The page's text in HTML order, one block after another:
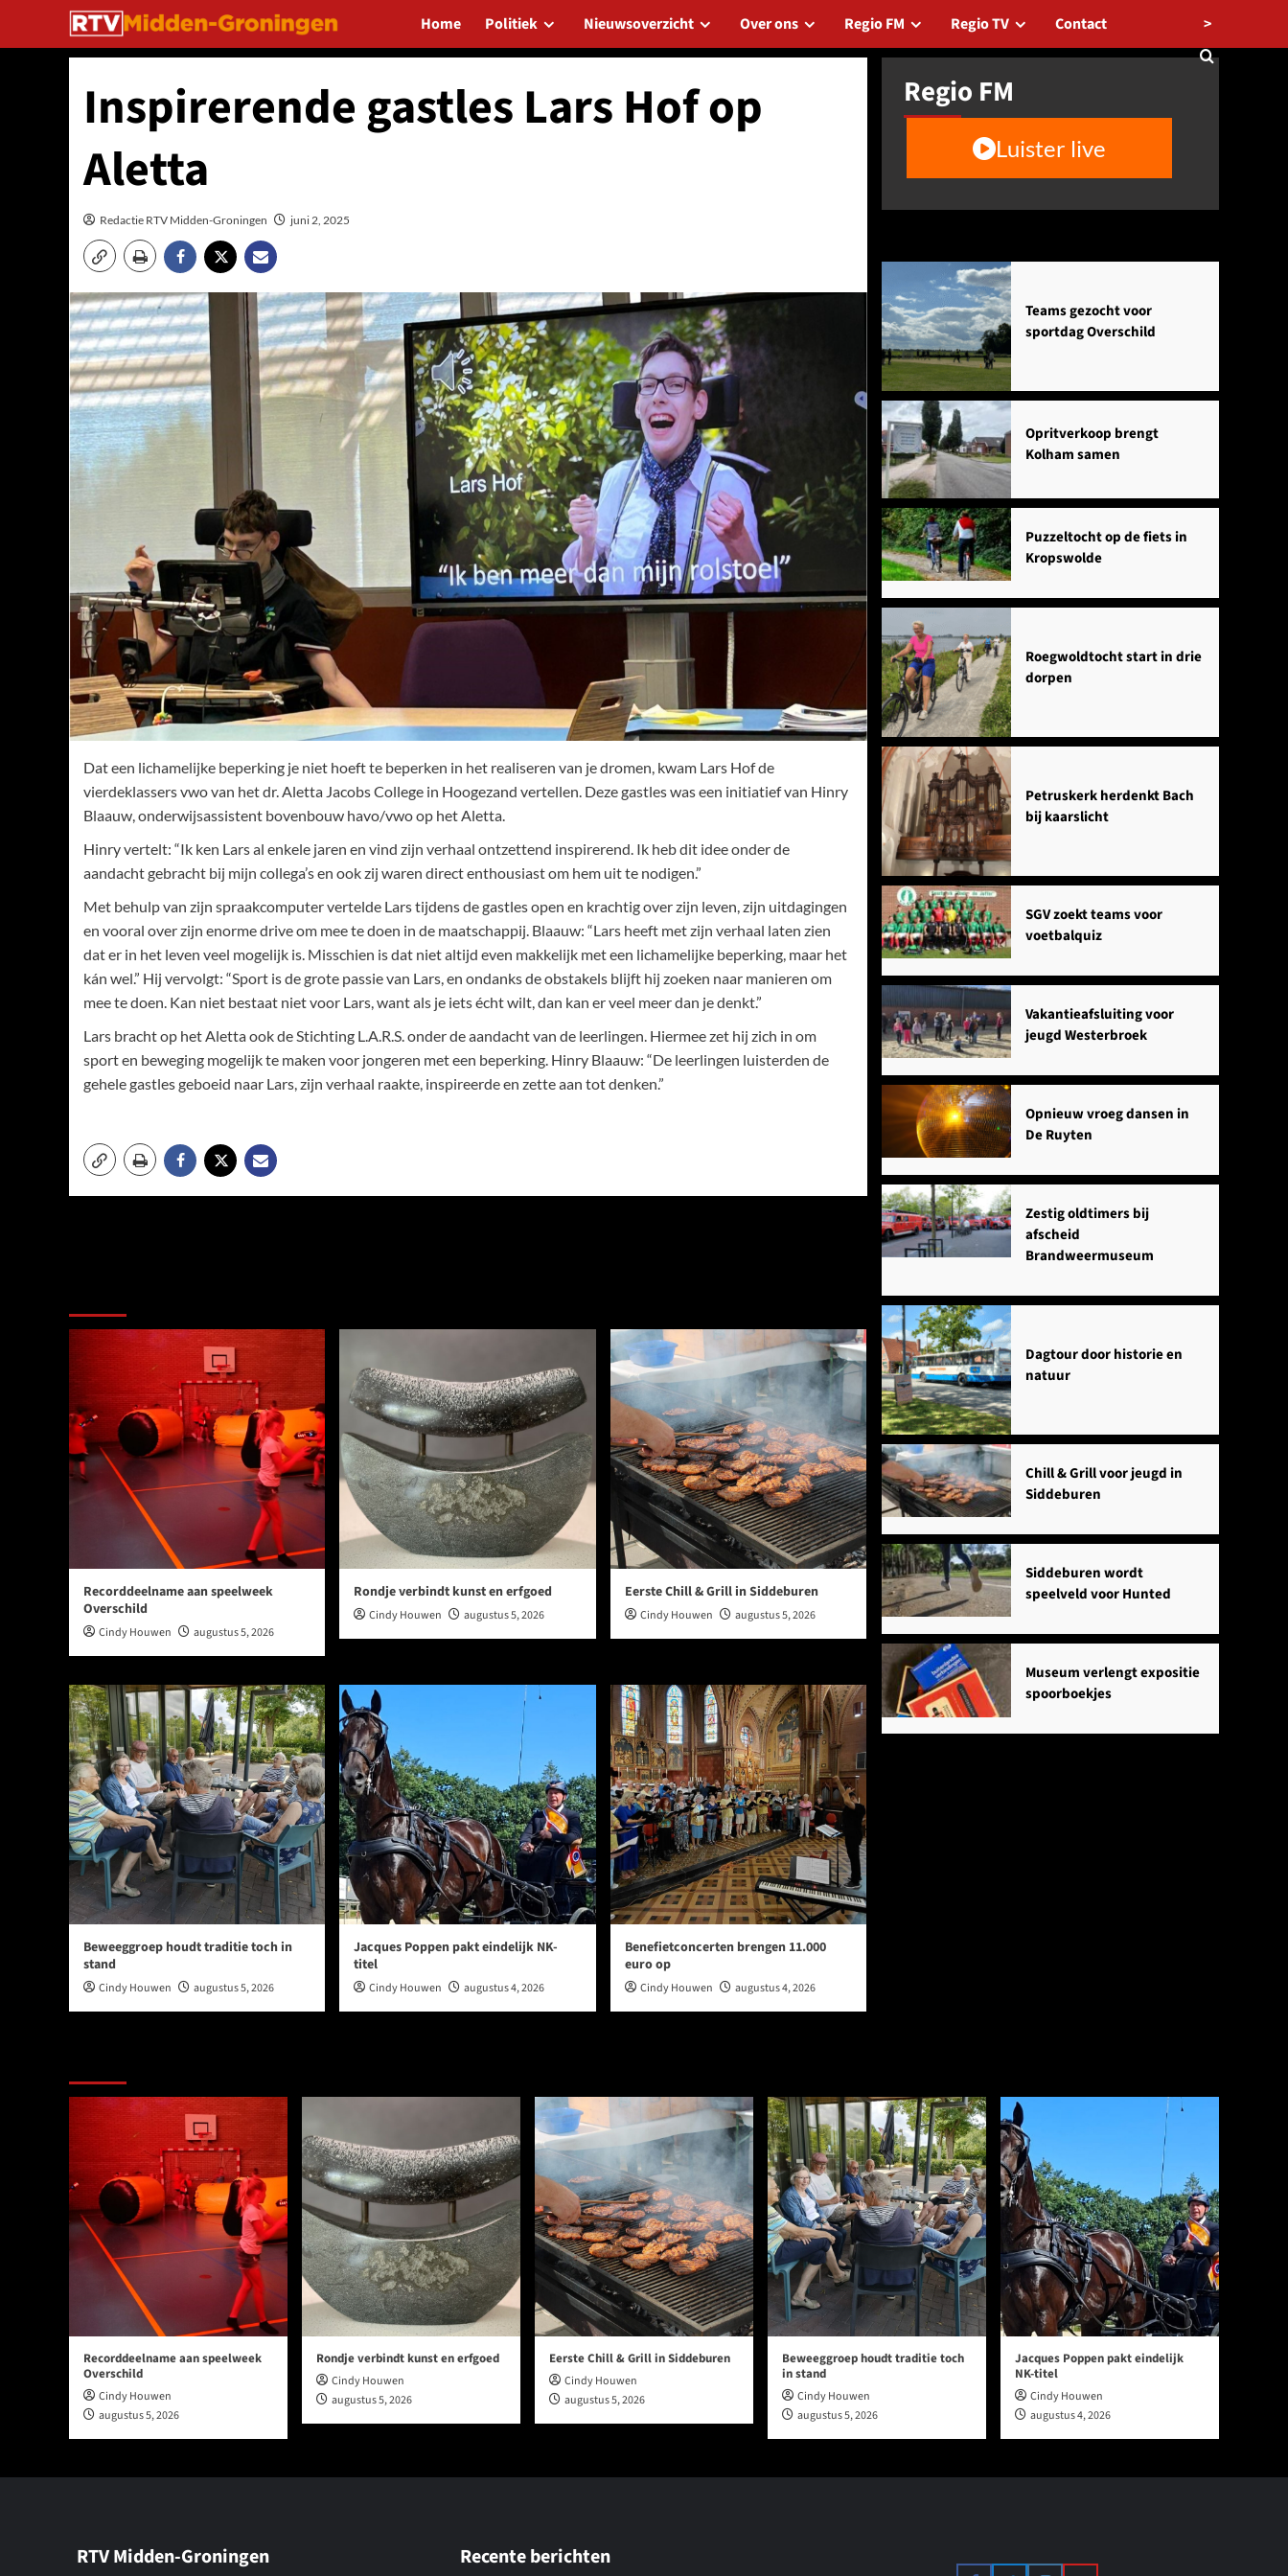
de
Home Politiek Nieuwsoverzicht Over ons Regio FM Regio TV Contact >
Inspirerende gastles Lars Hof op
Aletta
Redactie RTV Midden-Groningen juni 2, 2025
Dat een lichamelijke beperking je niet hoeft te beperken in het realiseren van je dromen, kwam Lars Hof de
vierdeklassers vwo van het dr. Aletta Jacobs College in Hoogezand vertellen. Deze gastles was een initiatief van Hinry
Blaauw, onderwijsassistent bovenbouw havo/vwo op het Aletta.
Hinry vertelt: “Ik ken Lars al enkele jaren en vind zijn verhaal ontzettend inspirerend. Ik heb dit idee onder de
aandacht gebracht bij mijn collega’s en ook zij waren direct enthousiast om hem uit te nodigen.”
Met behulp van zijn spraakcomputer vertelde Lars tijdens de gastles open en krachtig over zijn leven, zijn uitdagingen
en vooral over zijn enorme drive om mee te doen in de maatschappij. Blaauw: “Lars heeft met zijn verhaal laten zien
dat er in het leven veel mogelijk is. Misschien is dat niet altijd even makkelijk met een lichamelijke beperking, maar het
kán wel.” Hij vervolgt: “Sport is de grote passie van Lars, en ondanks de obstakels blijft hij zoeken naar manieren om
mee te doen. Kan niet bestaat niet voor Lars, want als je iets écht wilt, dan kan er veel meer dan je denkt.”
Lars bracht op het Aletta ook de Stichting L.A.R.S. onder de aandacht van de leerlingen. Hiermee zet hij zich in om
sport en beweging mogelijk te maken voor jongeren met een beperking. Hinry Blaauw: “De leerlingen luisterden de
gehele gastles geboeid naar Lars, zijn verhaal raakte, inspireerde en zette aan tot denken.”
Recorddeelname aan speelweek
Overschild
Cindy Houwen augustus 5, 2026
Rondje verbindt kunst en erfgoed
Cindy Houwen augustus 5, 2026
Eerste Chill & Grill in Siddeburen
Cindy Houwen augustus 5, 2026
Beweeggroep houdt traditie toch in
stand
Cindy Houwen augustus 5, 2026
Jacques Poppen pakt eindelijk NK-
titel
Cindy Houwen augustus 4, 2026
Benefietconcerten brengen 11.000
euro op
Cindy Houwen augustus 4, 2026
Regio FM
Luister live
Agenda
Teams gezocht voor
sportdag Overschild
Opritverkoop brengt
Kolham samen
Puzzeltocht op de fiets in
Kropswolde
Roegwoldtocht start in drie
dorpen
Petruskerk herdenkt Bach
bij kaarslicht
SGV zoekt teams voor
voetbalquiz
Vakantieafsluiting voor
jeugd Westerbroek
Opnieuw vroeg dansen in
De Ruyten
Zestig oldtimers bij
afscheid
Brandweermuseum
Dagtour door historie en
natuur
Chill & Grill voor jeugd in
Siddeburen
Siddeburen wordt
speelveld voor Hunted
Museum verlengt expositie
spoorboekjes
Recorddeelname aan speelweek
Overschild
Cindy Houwen
augustus 5, 2026
Rondje verbindt kunst en erfgoed
Cindy Houwen
augustus 5, 2026
Eerste Chill & Grill in Siddeburen
Cindy Houwen
augustus 5, 2026
Beweeggroep houdt traditie toch
in stand
Cindy Houwen
augustus 5, 2026
Jacques Poppen pakt eindelijk
NK-titel
Cindy Houwen
augustus 4, 2026
RTV Midden-Groningen Recente berichten